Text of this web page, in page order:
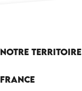
Notre territoire
France